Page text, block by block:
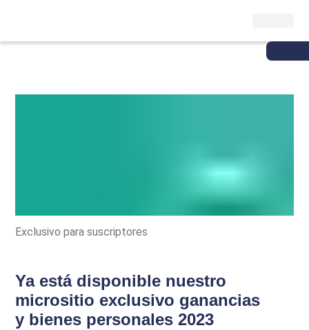
Exclusivo para suscriptores
Ya está disponible nuestro
micrositio exclusivo ganancias
y bienes personales 2023